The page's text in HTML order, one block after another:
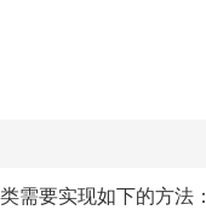
需要实现如下的方法：